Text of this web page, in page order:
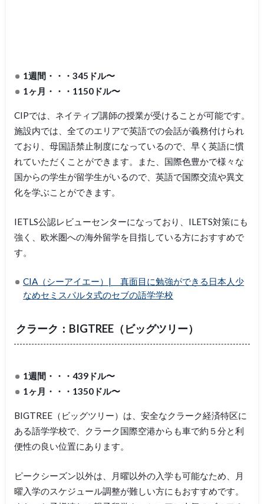
1週間・・・345ドル〜
1ヶ月・・・1150ドル〜
CIPでは、ネイティブ講師の授業が受けることが可能です。
施設内では、全てのエリアで英語での会話が義務付けられ
ており、母国語禁止制度になっているので、早く英語に慣
れていただくことができます。また、国際色豊かで様々な
国からの学生が留学生がいるので、英語で国際交流や異文
化を学ぶことができます。
IETLS公認レビューセンターになっており、ILETS対策にも
強く、欧米圏への海外留学を目指している方におすすめで
す。
CIA（シーアイエー）| 真面目に勉強ができる日本人少
なめセミスパルタ式のセブの語学学校
クラーク：BIGTREE（ビッグツリー）
1週間・・・439ドル〜
1ヶ月・・・1350ドル〜
BIGTREE（ビッグツリー）は、安全なクラーク経済特区に
ある語学学校で、クラーク国際空港からも車で約５分と利
便性の良い位置にあります。
ピークシーズン以外は、月曜以外の入学も可能なため、月
曜入学のスケジュール調整が難しい方にもおすすめです。